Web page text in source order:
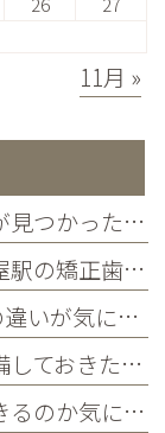
11月 »
名古屋駅で矯正中に虫歯や歯周病が見つかったらどうする？治療の進め方と予防を解説
矯正装置が外れた・壊れた｜名古屋駅の矯正歯科が教えるトラブル別の対処法
# 名古屋駅で矯正相談と精密検査の違いが気になる方へ｜各ステップでわかることを歯科医師が解説
名古屋駅で矯正相談の予約前に準備しておきたいこと｜チェックリストつきで初めての方に解説
名古屋駅で矯正相談は何歳までできるのか気になる方へ｜大人の矯正の疑問・メリット・よくある質問まとめ